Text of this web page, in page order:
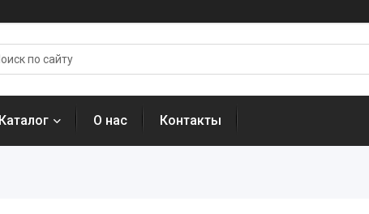
Каталог О нас Контакты